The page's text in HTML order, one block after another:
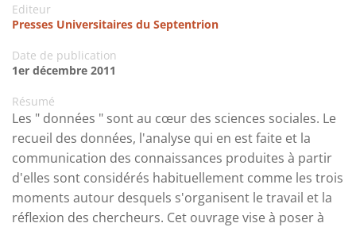
Editeur
Presses Universitaires du Septentrion
Date de publication
1er décembre 2011
Résumé
Les " données " sont au cœur des sciences sociales. Le
recueil des données, l'analyse qui en est faite et la
communication des connaissances produites à partir
d'elles sont considérés habituellement comme les trois
moments autour desquels s'organisent le travail et la
réflexion des chercheurs. Cet ouvrage vise à poser à